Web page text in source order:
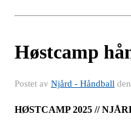
Høstcamp
Postet av Njård - Håndball den
HØSTCAMP 2025 //